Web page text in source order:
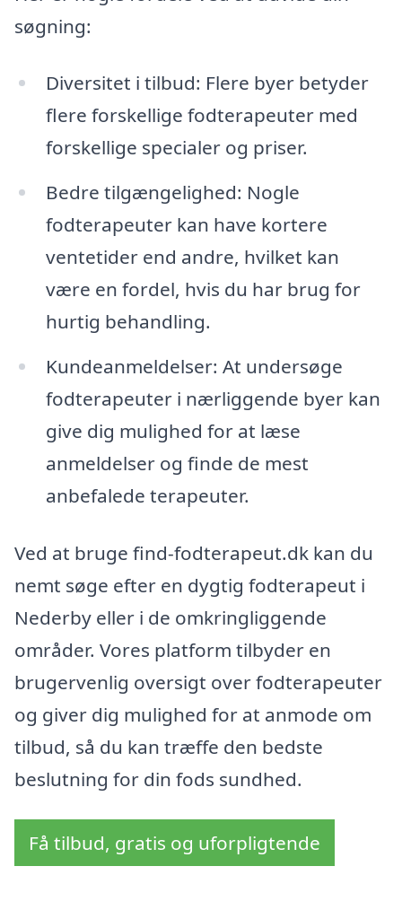
søgning:
Diversitet i tilbud: Flere byer betyder
flere forskellige fodterapeuter med
forskellige specialer og priser.
Bedre tilgængelighed: Nogle
fodterapeuter kan have kortere
ventetider end andre, hvilket kan
være en fordel, hvis du har brug for
hurtig behandling.
Kundeanmeldelser: At undersøge
fodterapeuter i nærliggende byer kan
give dig mulighed for at læse
anmeldelser og finde de mest
anbefalede terapeuter.
Ved at bruge find-fodterapeut.dk kan du
nemt søge efter en dygtig fodterapeut i
Nederby eller i de omkringliggende
områder. Vores platform tilbyder en
brugervenlig oversigt over fodterapeuter
og giver dig mulighed for at anmode om
tilbud, så du kan træffe den bedste
beslutning for din fods sundhed.
Få tilbud, gratis og uforpligtende